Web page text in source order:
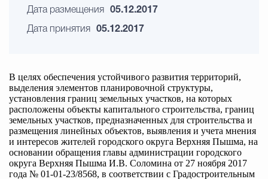
Дата размещения 05.12.2017
Дата принятия 05.12.2017
В целях обеспечения устойчивого развития территорий,
выделения элементов планировочной структуры,
установления границ земельных участков, на которых
расположены объекты капитального строительства, границ
земельных участков, предназначенных для строительства и
размещения линейных объектов, выявления и учета мнения
и интересов жителей городского округа Верхняя Пышма, на
основании обращения главы администрации городского
округа Верхняя Пышма И.В. Соломина от 27 ноября 2017
года № 01-01-23/8568, в соответствии с Градостроительным